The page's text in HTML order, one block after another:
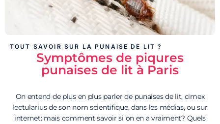
TOUT SAVOIR SUR LA PUNAISE DE LIT ?
Symptômes de piqures
punaises de lit à Paris
On entend de plus en plus parler de punaises de lit, cimex
lectularius de son nom scientifique, dans les médias, ou sur
internet: mais comment savoir si on en a vraiment? Quels